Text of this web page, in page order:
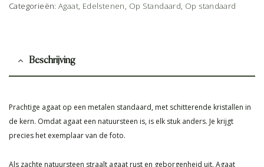
Categorieën:Agaat, Edelstenen, Op Standaard, Op standaard
Beschrijving
Prachtige agaat op een metalen standaard, met schitterende kristallen in
de kern. Omdat agaat een natuursteen is, is elk stuk anders. Je krijgt
precies het exemplaar van de foto.
Als zachte natuursteen straalt agaat rust en geborgenheid uit. Agaat